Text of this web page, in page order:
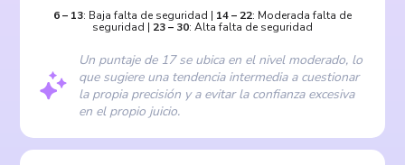
6– 13: Baja falta de seguridad | 14– 22: Moderada falta de
seguridad | 23– 30: Alta falta de seguridad
Un puntaje de 17 se ubica en el nivel moderado, lo
que sugiere una tendencia intermedia a cuestionar
la propia precisión y a evitar la confianza excesiva
en el propio juicio.